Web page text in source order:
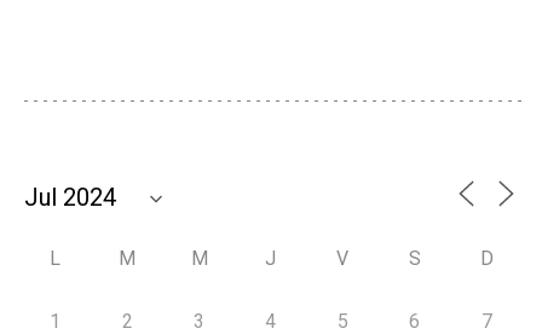
L M M J V S D
1 2 3 4 5 6 7